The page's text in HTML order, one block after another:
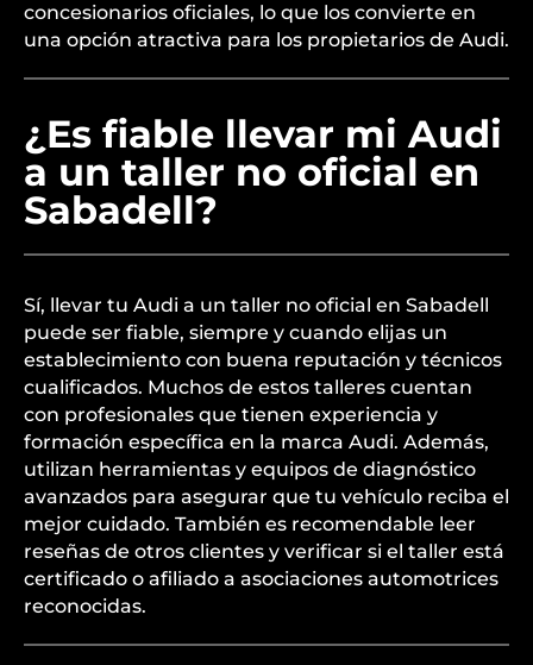
concesionarios oficiales, lo que los convierte en
una opción atractiva para los propietarios de Audi.
¿Es fiable llevar mi Audi
a un taller no oficial en
Sabadell?
Sí, llevar tu Audi a un taller no oficial en Sabadell
puede ser fiable, siempre y cuando elijas un
establecimiento con buena reputación y técnicos
cualificados. Muchos de estos talleres cuentan
con profesionales que tienen experiencia y
formación específica en la marca Audi. Además,
utilizan herramientas y equipos de diagnóstico
avanzados para asegurar que tu vehículo reciba el
mejor cuidado. También es recomendable leer
reseñas de otros clientes y verificar si el taller está
certificado o afiliado a asociaciones automotrices
reconocidas.